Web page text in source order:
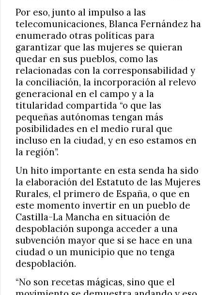
Por eso, junto al impulso a las
telecomunicaciones, Blanca Fernández ha
enumerado otras políticas para
garantizar que las mujeres se quieran
quedar en sus pueblos, como las
relacionadas con la corresponsabilidad y
la conciliación, la incorporación al relevo
generacional en el campo y a la
titularidad compartida “o que las
pequeñas autónomas tengan más
posibilidades en el medio rural que
incluso en la ciudad, y en eso estamos en
la región”.
Un hito importante en esta senda ha sido
la elaboración del Estatuto de las Mujeres
Rurales, el primero de España, o que en
este momento invertir en un pueblo de
Castilla-La Mancha en situación de
despoblación suponga acceder a una
subvención mayor que si se hace en una
ciudad o un municipio que no tenga
despoblación.
“No son recetas mágicas, sino que el